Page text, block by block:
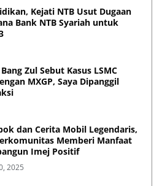
Kejati NTB Usut Dugaan
Bank NTB Syariah untuk
Zul Sebut Kasus LSMC
MXGP, Saya Dipanggil
dan Cerita Mobil Legendaris,
Memberi Manfaat
Imej Positif
2025